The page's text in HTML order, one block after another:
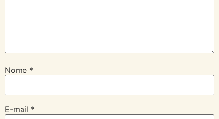
Nome *
E-mail *